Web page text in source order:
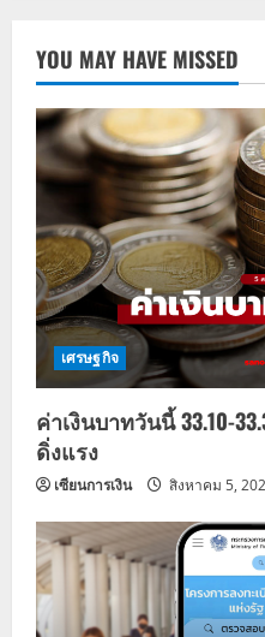
YOU MAY HAVE MISSED
เศรษฐกิจ
ค่าเงินบาทวันนี้ 33.10-
ดิ่งแรง
เซียนการเงิน สิงหาคม 5,